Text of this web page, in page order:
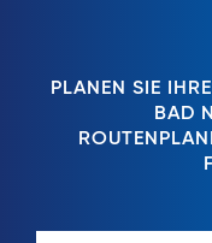
PLANEN SIE
BAD